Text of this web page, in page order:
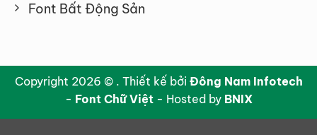
Font Bất Động Sản
Copyright 2026 © . Thiết kế bởi Đông Nam Infotech
- Font Chữ Việt- Hosted by BNIX